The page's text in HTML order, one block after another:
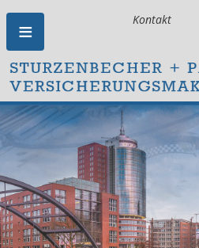
Kontakt